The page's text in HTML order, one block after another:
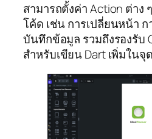
สามารถตั้งค่า Action ต่าง
โค้ด เช่น การเปลี่ยนหน้า ก
บันทึกข้อมูล รวมถึงรองรับ
สำหรับเขียน Dart เพิ่มในจุ